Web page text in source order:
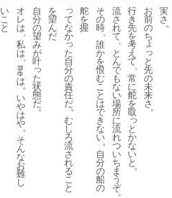
実
さ
お
前
の
ち
ょ
っ
と
先
の
未
来
さ。
行
き
先
を
考
え
て、
常
に
舵
を
取
っ
と
か
な
い
と。
流
さ
れ
て、
と
ん
で
も
な
い
場
所
に
流
れ
つ
い
ち
ま
う
ぞ。
そ
の
時、
誰
か
を
恨
む
こ
と
は
で
き
な
い。
自
分
の
船
の
舵
を
握
っ
て
な
か
っ
た
自
分
の
責
任
だ。
む
し
ろ
流
さ
れ
る
こ
と
を
望
ん
だ
自
分
の
望
み
が
叶
っ
た
状
態
だ。
オ
レ
は、
私
は、
me
は。
い
や
は
や。
そ
ん
な
お
難
し
い
こ
と